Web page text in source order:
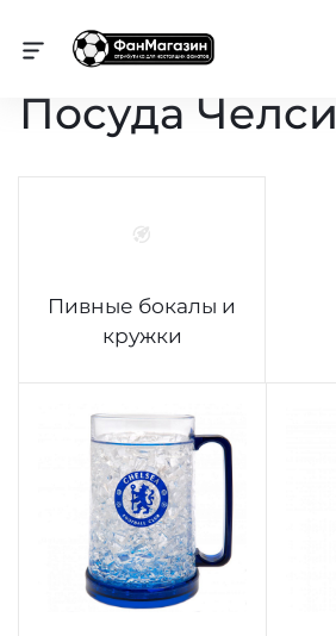
Челси
Посуда Челси
Пивные бокалы и
кружки